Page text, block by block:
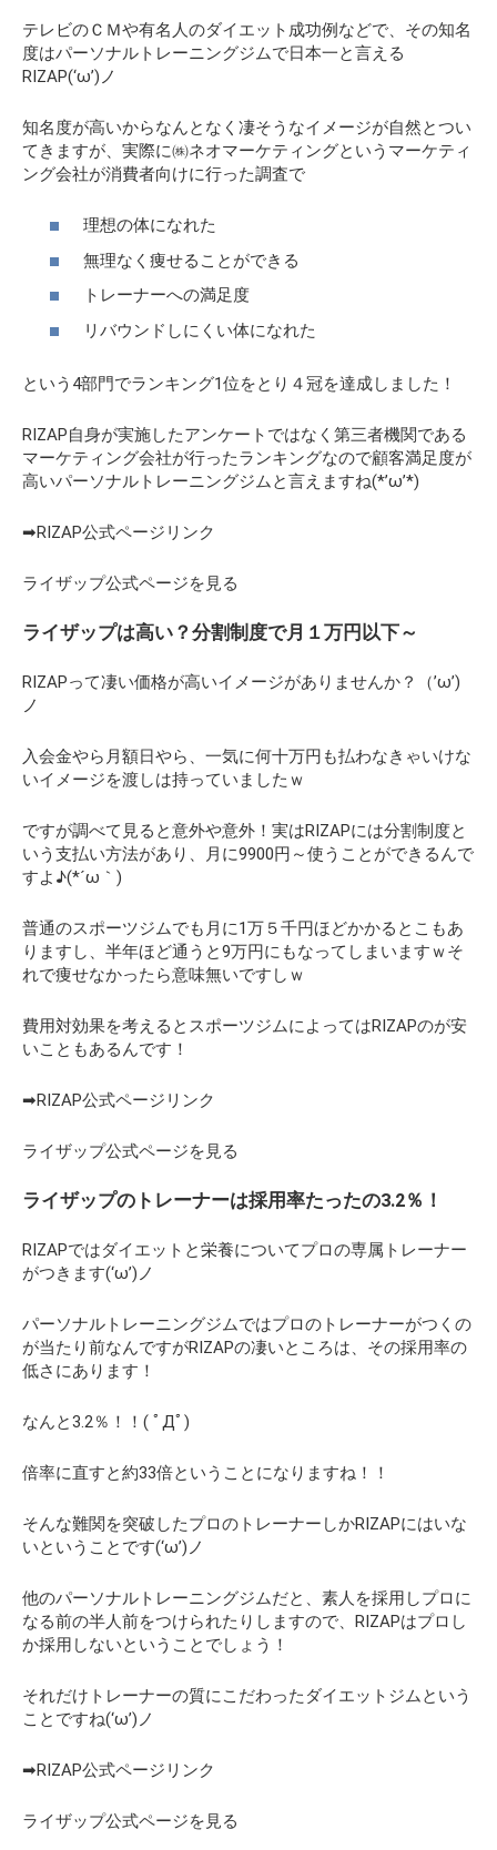
テレビのＣＭや有名人のダイエット成功例などで、その知名
度はパーソナルトレーニングジムで日本一と言える
RIZAP(‘ω’)ノ
知名度が高いからなんとなく凄そうなイメージが自然とつい
てきますが、実際に㈱ネオマーケティングというマーケティ
ング会社が消費者向けに行った調査で
理想の体になれた
無理なく痩せることができる
トレーナーへの満足度
リバウンドしにくい体になれた
という4部門でランキング1位をとり４冠を達成しました！
RIZAP自身が実施したアンケートではなく第三者機関である
マーケティング会社が行ったランキングなので顧客満足度が
高いパーソナルトレーニングジムと言えますね(*’ω’*)
➡RIZAP公式ページリンク
ライザップ公式ページを見る
ライザップは高い？分割制度で月１万円以下～
RIZAPって凄い価格が高いイメージがありませんか？（’ω’)
ノ
入会金やら月額日やら、一気に何十万円も払わなきゃいけな
いイメージを渡しは持っていましたｗ
ですが調べて見ると意外や意外！実はRIZAPには分割制度と
いう支払い方法があり、月に9900円～使うことができるんで
すよ♪(*´ω｀)
普通のスポーツジムでも月に1万５千円ほどかかるとこもあ
りますし、半年ほど通うと9万円にもなってしまいますｗそ
れで痩せなかったら意味無いですしｗ
費用対効果を考えるとスポーツジムによってはRIZAPのが安
いこともあるんです！
➡RIZAP公式ページリンク
ライザップ公式ページを見る
ライザップのトレーナーは採用率たったの3.2％！
RIZAPではダイエットと栄養についてプロの専属トレーナー
がつきます(‘ω’)ノ
パーソナルトレーニングジムではプロのトレーナーがつくの
が当たり前なんですがRIZAPの凄いところは、その採用率の
低さにあります！
なんと3.2％！！( ﾟДﾟ)
倍率に直すと約33倍ということになりますね！！
そんな難関を突破したプロのトレーナーしかRIZAPにはいな
いということです(‘ω’)ノ
他のパーソナルトレーニングジムだと、素人を採用しプロに
なる前の半人前をつけられたりしますので、RIZAPはプロし
か採用しないということでしょう！
それだけトレーナーの質にこだわったダイエットジムという
ことですね(‘ω’)ノ
➡RIZAP公式ページリンク
ライザップ公式ページを見る